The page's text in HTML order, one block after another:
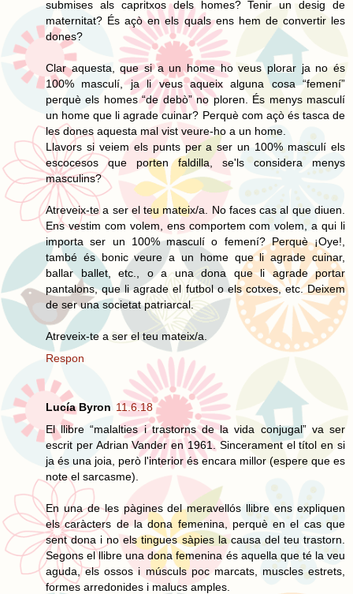
submises als capritxos dels homes? Tenir un desig de
maternitat? És açò en els quals ens hem de convertir les
dones?
Clar aquesta, que si a un home ho veus plorar ja no és
100% masculí, ja li veus aqueix alguna cosa “femení”
perquè els homes “de debò” no ploren. És menys masculí
un home que li agrade cuinar? Perquè com açò és tasca de
les dones aquesta mal vist veure-ho a un home.
Llavors si veiem els punts per a ser un 100% masculí els
escocesos que porten faldilla, se'ls considera menys
masculins?
Atreveix-te a ser el teu mateix/a. No faces cas al que diuen.
Ens vestim com volem, ens comportem com volem, a qui li
importa ser un 100% masculí o femení? Perquè ¡Oye!,
també és bonic veure a un home que li agrade cuinar,
ballar ballet, etc., o a una dona que li agrade portar
pantalons, que li agrade el futbol o els cotxes, etc. Deixem
de ser una societat patriarcal.
Atreveix-te a ser el teu mateix/a.
Respon
Lucía Byron 11.6.18
El llibre “malalties i trastorns de la vida conjugal” va ser
escrit per Adrian Vander en 1961. Sincerament el títol en si
ja és una joia, però l'interior és encara millor (espere que es
note el sarcasme).
En una de les pàgines del meravellós llibre ens expliquen
els caràcters de la dona femenina, perquè en el cas que
sent dona i no els tingues sàpies la causa del teu trastorn.
Segons el llibre una dona femenina és aquella que té la veu
aguda, els ossos i músculs poc marcats, muscles estrets,
formes arredonides i malucs amples.